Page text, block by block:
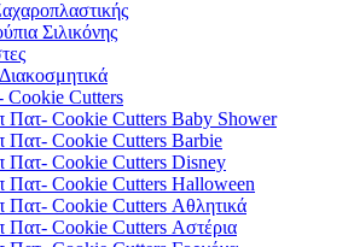
Σιλικόνης
Cutters
Πατ- Cookie Cutters Baby Shower
Πατ- Cookie Cutters Barbie
Πατ- Cookie Cutters Disney
Πατ- Cookie Cutters Halloween
Πατ- Cookie Cutters Αθλητικά
Πατ- Cookie Cutters Αστέρια